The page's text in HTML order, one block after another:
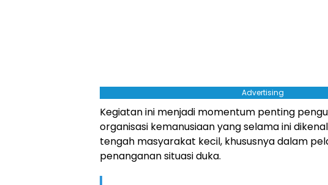
Advertising
Kegiatan ini menjadi momentum penting
organisasi kemanusiaan yang selama ini
tengah masyarakat kecil, khususnya dalam
penanganan situasi duka.